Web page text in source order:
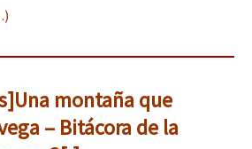
montaña que
– Bitácora de la